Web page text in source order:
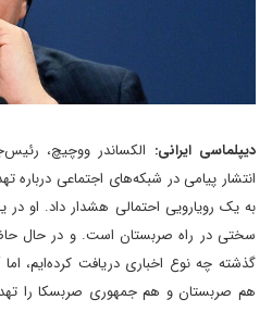
دیپلماسی ایرانی: الکساندر ووچیچ،
انتشار پیامی در شبکه‌های اجتماعی
به یک رویارویی احتمالی هشدار داد. او
گذشته چه نوع اخباری دریافت کرده‌ایم،
هم صربستان و هم جمهوری صربسکا را